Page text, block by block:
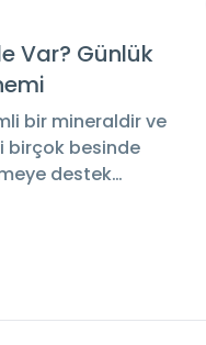
Neden
tercih
ve bariyer
rehberde sizi